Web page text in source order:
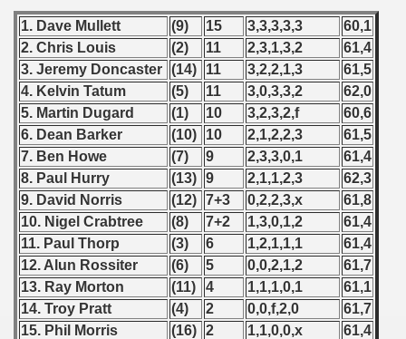
1. Dave Mullett (9) 15 3,3,3,3,3
60,1
2. Chris Louis
(2) 11 2,3,1,3,2
61,4
3. Jeremy Doncaster (14) 11 3,2,2,1,3
61,5
4. Kelvin Tatum
(5) 11 3,0,3,3,2
62,0
5. Martin Dugard
(1) 10 3,2,3,2,f
60,6
6. Dean Barker
(10) 10 2,1,2,2,3
61,5
7. Ben Howe
(7) 9 2,3,3,0,1
61,4
8. Paul Hurry
(13) 9 2,1,1,2,3
62,3
9. David Norris
(12) 7+3 0,2,2,3,x
61,8
10. Nigel Crabtree
(8) 7+2 1,3,0,1,2
61,4
11. Paul Thorp
(3) 6 1,2,1,1,1
61,4
12. Alun Rossiter
(6) 5 0,0,2,1,2
61,7
13. Ray Morton
(11) 4 1,1,1,0,1
61,1
14. Troy Pratt
(4) 2 0,0,f,2,0
61,7
15. Phil Morris
(16) 2 1,1,0,0,x
61,4
1983
1984